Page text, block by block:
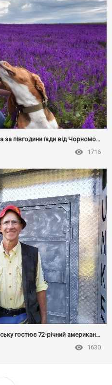
Фіолетова краса: нова фотомекка за півгодини їзди від Чорноморська
1716
Несподівані зустрічі: в Чорноморську гостює 72-річний американський веломандрівник
1630